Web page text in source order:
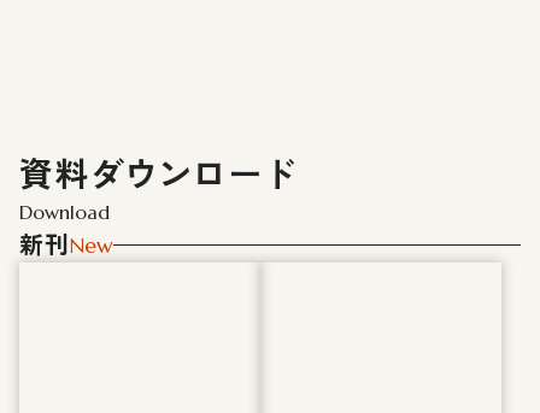
資料ダウンロード
Download
新刊New